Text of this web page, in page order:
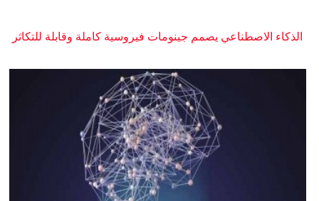
الذكاء الاصطناعي يصمم جينومات فيروسية كاملة وقابلة للتكاثر